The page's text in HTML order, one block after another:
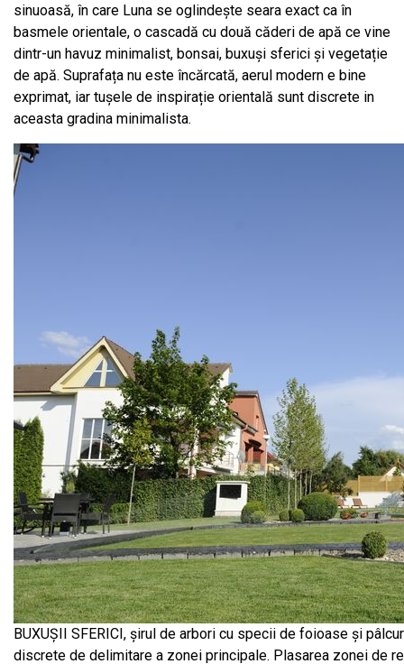
sinuoasă, în care Luna se oglindește seara exact ca în
basmele orientale, o cascadă cu două căderi de apă ce vine
dintr-un havuz minimalist, bonsai, buxuși sferici și vegetație
de apă. Suprafața nu este încărcată, aerul modern e bine
exprimat, iar tușele de inspirație orientală sunt discrete in
aceasta gradina minimalista.
BUXUȘII SFERICI, șirul de arbori cu specii de foioase și
discrete de delimitare a zonei principale. Plasarea zonei de